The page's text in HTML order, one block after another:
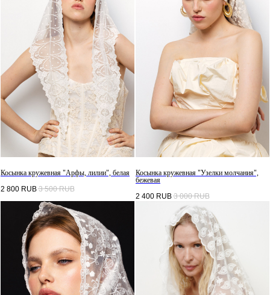
Косынка кружевная "Арфы, лилии", белая
2 800 RUB 3 500 RUB
Косынка кружевная "Узелки молчания",
бежевая
2 400 RUB 3 000 RUB